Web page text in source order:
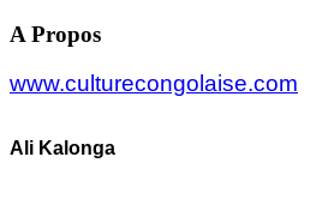
A Propos
www.culturecongolaise.com
Ali Kalonga